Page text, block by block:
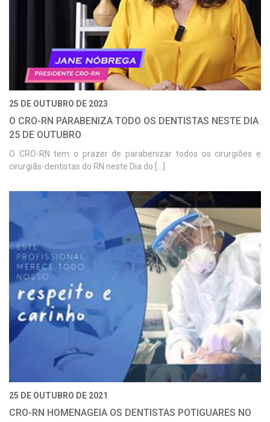
25 DE OUTUBRO DE 2023
O CRO-RN PARABENIZA TODO OS DENTISTAS NESTE DIA
25 DE OUTUBRO
O CRO-RN tem o prazer de parabenizar todos os cirurgiões e
cirurgiãs-dentistas do RN neste Dia do [...]
25 DE OUTUBRO DE 2021
CRO-RN HOMENAGEIA OS DENTISTAS POTIGUARES NO